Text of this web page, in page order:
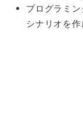
プログラミ
シナリオを作